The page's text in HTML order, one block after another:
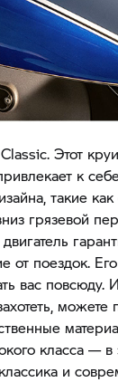
Этот
к
такие
грязевой
от поездок.
вас повсюду.
можете
класса —
и